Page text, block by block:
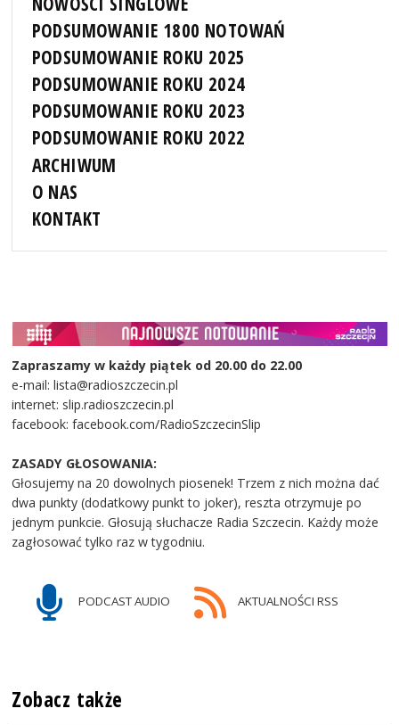
PODSUMOWANIE 1800 NOTOWAŃ
PODSUMOWANIE ROKU 2025
PODSUMOWANIE ROKU 2024
PODSUMOWANIE ROKU 2023
PODSUMOWANIE ROKU 2022
ARCHIWUM
O NAS
KONTAKT
Zapraszamy w każdy piątek od 20.00 do 22.00
e-mail: lista@radioszczecin.pl
internet: slip.radioszczecin.pl
facebook: facebook.com/RadioSzczecinSlip
ZASADY GŁOSOWANIA:
Głosujemy na 20 dowolnych piosenek! Trzem z nich można dać
dwa punkty (dodatkowy punkt to joker), reszta otrzymuje po
jednym punkcie. Głosują słuchacze Radia Szczecin. Każdy może
zagłosować tylko raz w tygodniu.
PODCAST AUDIO AKTUALNOŚCI RSS
Zobacz także